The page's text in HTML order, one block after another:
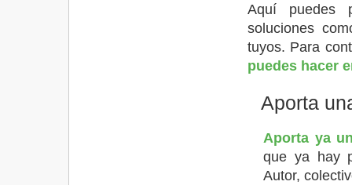
Aquí puedes
soluciones
tuyos. Para
puedes hacer
Aporta
Aporta ya
que ya hay
Autor,